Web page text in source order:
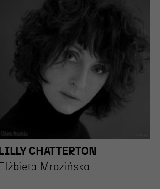
LILLY CHATTERTON
Elżbieta Mrozińska